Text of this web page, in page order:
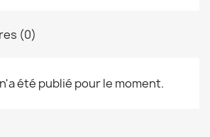
(0)
été publié pour le moment.